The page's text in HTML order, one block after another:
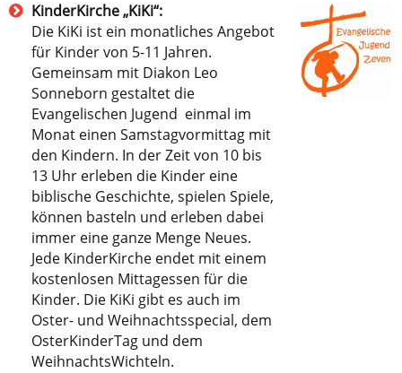
KinderKirche „KiKi“:
Die KiKi ist ein monatliches Angebot
für Kinder von 5-11 Jahren.
Gemeinsam mit Diakon Leo
Sonneborn gestaltet die
Evangelischen Jugend einmal im
Monat einen Samstagvormittag mit
den Kindern. In der Zeit von 10 bis
13 Uhr erleben die Kinder eine
biblische Geschichte, spielen Spiele,
können basteln und erleben dabei
immer eine ganze Menge Neues.
Jede KinderKirche endet mit einem
kostenlosen Mittagessen für die
Kinder. Die KiKi gibt es auch im
Oster- und Weihnachtsspecial, dem
OsterKinderTag und dem
WeihnachtsWichteln.